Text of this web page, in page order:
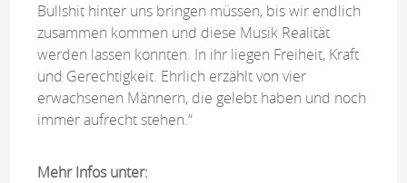
Bullshit hinter uns bringen müssen, bis wir endlich
zusammen kommen und diese Musik Realität
werden lassen konnten. In ihr liegen Freiheit, Kraft
und Gerechtigkeit. Ehrlich erzählt von vier
erwachsenen Männern, die gelebt haben und noch
immer aufrecht stehen.“
Mehr Infos unter: